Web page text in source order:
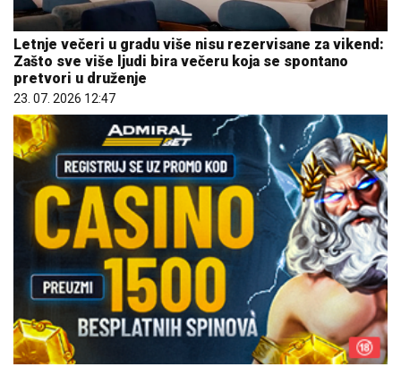
Letnje večeri u gradu više nisu rezervisane za vikend:
Zašto sve više ljudi bira večeru koja se spontano
pretvori u druženje
23. 07. 2026 12:47